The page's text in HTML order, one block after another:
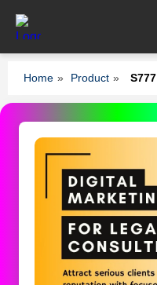
Home » Product » S777